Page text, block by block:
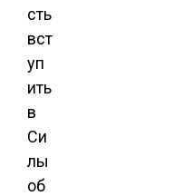
сть
вст
уп
ить
в
Си
лы
об